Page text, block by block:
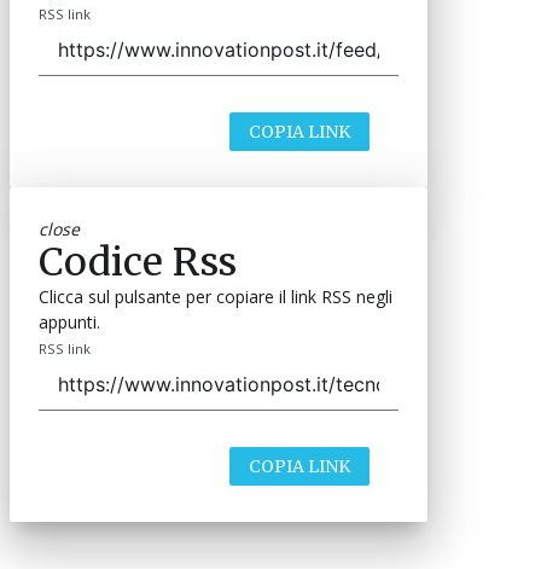
RSS link
COPIA LINK
close
Codice Rss
Clicca sul pulsante per copiare il link RSS negli
appunti.
RSS link
COPIA LINK